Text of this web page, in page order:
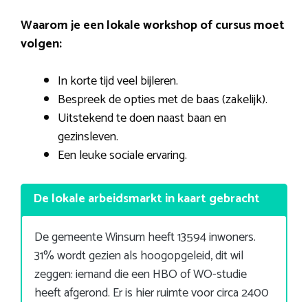
Waarom je een lokale workshop of cursus moet
volgen:
In korte tijd veel bijleren.
Bespreek de opties met de baas (zakelijk).
Uitstekend te doen naast baan en
gezinsleven.
Een leuke sociale ervaring.
De lokale arbeidsmarkt in kaart gebracht
De gemeente Winsum heeft 13594 inwoners.
31% wordt gezien als hoogopgeleid, dit wil
zeggen: iemand die een HBO of WO-studie
heeft afgerond. Er is hier ruimte voor circa 2400